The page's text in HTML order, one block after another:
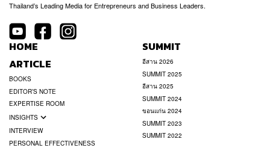
Thailand’s Leading Media for Entrepreneurs and Business Leaders.
HOME
ARTICLE
BOOKS
EDITOR’S NOTE
EXPERTISE ROOM
INSIGHTS
INTERVIEW
PERSONAL EFFECTIVENESS
SUMMIT
อีสาน 2026
SUMMIT 2025
อีสาน 2025
SUMMIT 2024
ขอนแก่น 2024
SUMMIT 2023
SUMMIT 2022